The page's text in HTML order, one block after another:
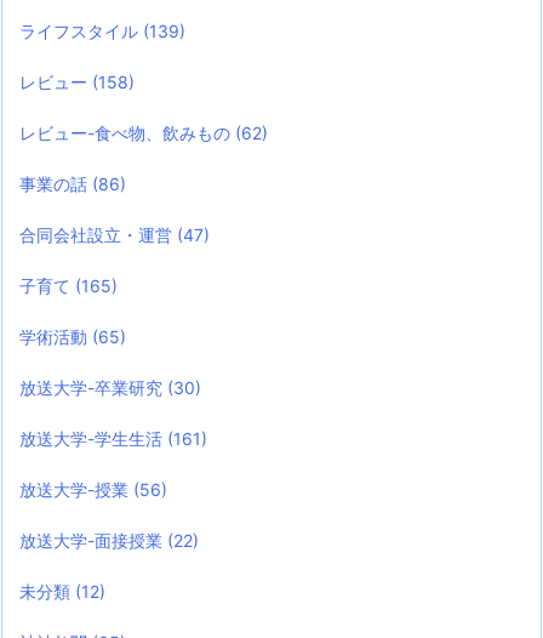
ライフスタイル (139)
レビュー (158)
レビュー-食べ物、飲みもの (62)
事業の話 (86)
合同会社設立・運営 (47)
子育て (165)
学術活動 (65)
放送大学-卒業研究 (30)
放送大学-学生生活 (161)
放送大学-授業 (56)
放送大学-面接授業 (22)
未分類 (12)